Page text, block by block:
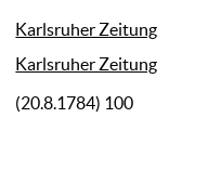
Karlsruher Zeitung
Karlsruher Zeitung
(20.8.1784) 100